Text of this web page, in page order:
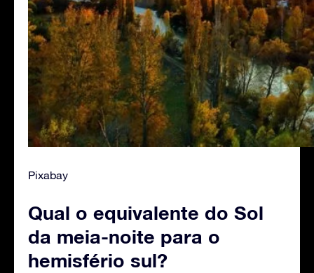
Pixabay
Qual o equivalente do Sol
da meia-noite para o
hemisfério sul?